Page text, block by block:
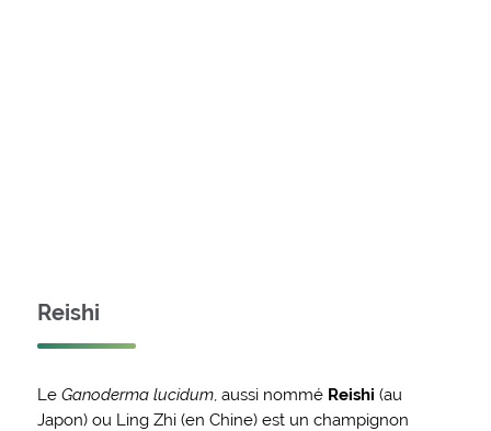
Reishi
Le Ganoderma lucidum, aussi nommé Reishi (au
Japon) ou Ling Zhi (en Chine) est un champignon